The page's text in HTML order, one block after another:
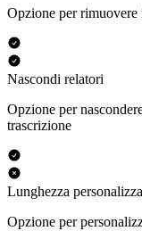
Opzione per rimuovere
Nascondi relatori
Opzione per
trascrizione
Lunghezza
Opzione per